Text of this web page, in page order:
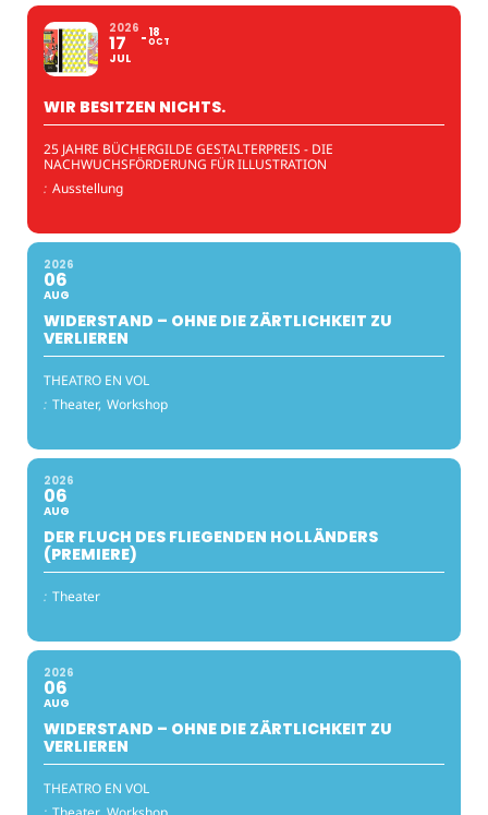
2026
17
JUL
18
OCT
WIR BESITZEN NICHTS.
25 JAHRE BÜCHERGILDE GESTALTERPREIS - DIE
NACHWUCHSFÖRDERUNG FÜR ILLUSTRATION
: Ausstellung
2026
06
AUG
WIDERSTAND – OHNE DIE ZÄRTLICHKEIT ZU
VERLIEREN
THEATRO EN VOL
: Theater, Workshop
2026
06
AUG
DER FLUCH DES FLIEGENDEN HOLLÄNDERS
(PREMIERE)
: Theater
2026
06
AUG
WIDERSTAND – OHNE DIE ZÄRTLICHKEIT ZU
VERLIEREN
THEATRO EN VOL